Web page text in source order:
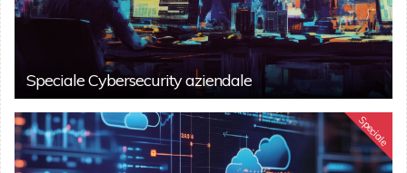
Speciale Cybersecurity aziendale
Speciale